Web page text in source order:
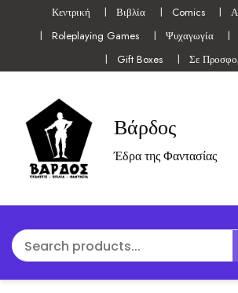
Κεντρική Βιβλία Comics
Roleplaying Games
Ψυχαγωγία
Gift Boxes
Σε
Βάρδος
Έδρα της Φαντασίας